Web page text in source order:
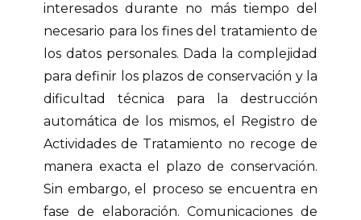
interesados durante no más tiempo del
necesario para los fines del tratamiento de
los datos personales. Dada la complejidad
para definir los plazos de conservación y la
dificultad técnica para la destrucción
automática de los mismos, el Registro de
Actividades de Tratamiento no recoge de
manera exacta el plazo de conservación.
Sin embargo, el proceso se encuentra en
fase de elaboración. Comunicaciones de